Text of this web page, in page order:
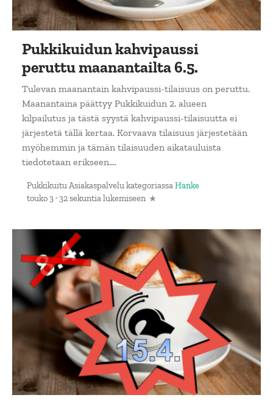
Pukkikuidun kahvipaussi
peruttu maanantailta 6.5.
Tulevan maanantain kahvipaussi-tilaisuus on peruttu.
Maanantaina päättyy Pukkikuidun 2. alueen
kilpailutus ja tästä syystä kahvipaussi-tilaisuutta ei
järjestetä tällä kertaa. Korvaava tilaisuus järjestetään
myöhemmin ja tämän tilaisuuden aikatauluista
tiedotetaan erikseen....
Pukkikuitu AsiakaspalvelukategoriassaHanke
touko 3·32 sekuntia lukemiseen